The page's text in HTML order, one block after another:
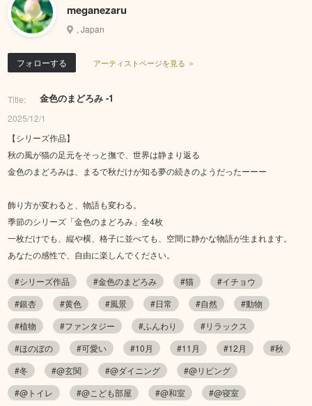
meganezaru
, Japan
フォローする アーティストページを見る ＞
Title: 金色のまどろみ -1
2025/12/1
【シリーズ作品】
秋の風が猫の足元をそっと撫で、世界は静まり返る
金色のまどろみは、まるで秋だけが知る夢の続きのようだったーーー
飾り方が変わると、物語も変わる。
季節のシリーズ「金色のまどろみ」全4枚
一枚だけでも、縦や横、格子に並べても、空間に静かな物語が生まれます。
あなたの感性で、自由に楽しんでください。
#シリーズ作品 #金色のまどろみ #猫
#イチョウ
#銀杏
#黄色 #風景 #日常 #自然
#動物
#植物
#ファンタジー #ふんわり
#リラックス
#ほのぼの
#可愛い #10月 #11月 #12月
#秋
#冬
#@玄関 #@ダイニング
#@リビング
#@トイレ
#@こども部屋 #@和室
#@寝室